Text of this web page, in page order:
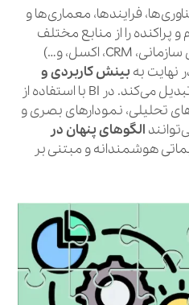
فرایندها، معماری‌ها و
پراکنده را از منابع مختلف
(مانند پایگاه داده، نرم‌افزارهای سازمانی، CRM، اکسل، و…)
نهایت به بینش کاربردی و
تبدیل می‌کند. در BI با استفاده از
تحلیلی، نمودارهای بصری و
الگوهای پنهان در
هوشمندانه و مبتنی بر